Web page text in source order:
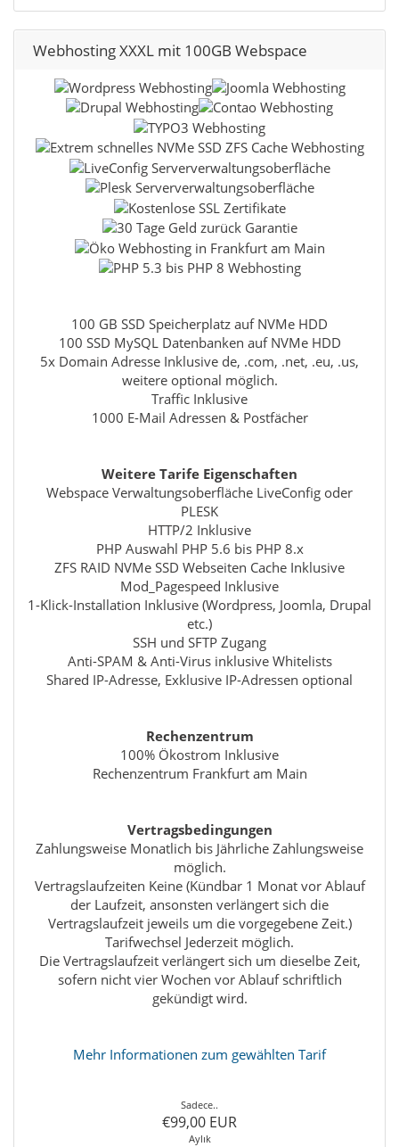
Webhosting XXXL mit 100GB Webspace
100 GB SSD Speicherplatz auf NVMe HDD
100 SSD MySQL Datenbanken auf NVMe HDD
5x Domain Adresse Inklusive de, .com, .net, .eu, .us,
weitere optional möglich.
Traffic Inklusive
1000 E-Mail Adressen & Postfächer
Weitere Tarife Eigenschaften
Webspace Verwaltungsoberfläche LiveConfig oder
PLESK
HTTP/2 Inklusive
PHP Auswahl PHP 5.6 bis PHP 8.x
ZFS RAID NVMe SSD Webseiten Cache Inklusive
Mod_Pagespeed Inklusive
1-Klick-Installation Inklusive (Wordpress, Joomla, Drupal
etc.)
SSH und SFTP Zugang
Anti-SPAM & Anti-Virus inklusive Whitelists
Shared IP-Adresse, Exklusive IP-Adressen optional
Rechenzentrum
100% Ökostrom Inklusive
Rechenzentrum Frankfurt am Main
Vertragsbedingungen
Zahlungsweise Monatlich bis Jährliche Zahlungsweise
möglich.
Vertragslaufzeiten Keine (Kündbar 1 Monat vor Ablauf
der Laufzeit, ansonsten verlängert sich die
Vertragslaufzeit jeweils um die vorgegebene Zeit.)
Tarifwechsel Jederzeit möglich.
Die Vertragslaufzeit verlängert sich um dieselbe Zeit,
sofern nicht vier Wochen vor Ablauf schriftlich
gekündigt wird.
Mehr Informationen zum gewählten Tarif
Sadece..
€99,00 EUR
Aylık